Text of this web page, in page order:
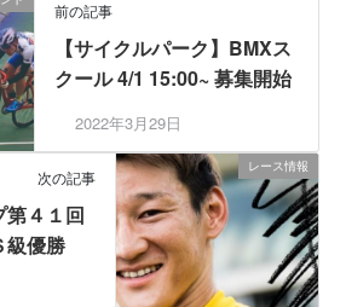
前の記事
【サイクルパーク】BMXス
クール 4/1 15:00~ 募集開始
2022年3月29日
レース情報
次の記事
第４１回
級優勝